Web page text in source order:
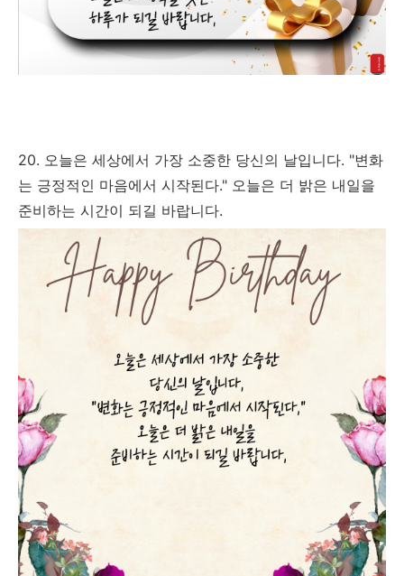
20. 오늘은 세상에서 가장 소중한 당신의 날입니다. "변화
는 긍정적인 마음에서 시작된다." 오늘은 더 밝은 내일을
준비하는 시간이 되길 바랍니다.